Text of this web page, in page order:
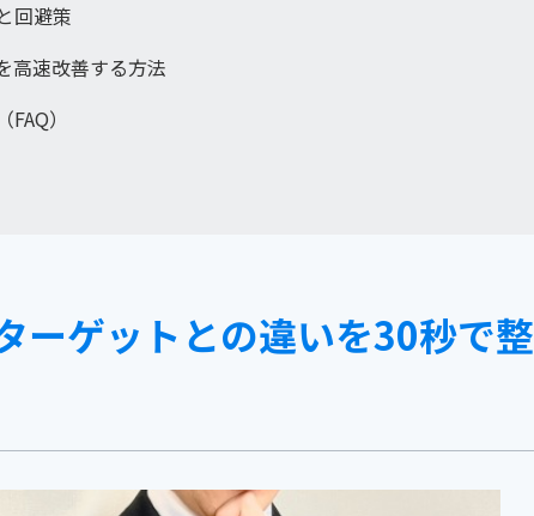
回避策
速改善する方法
）
ーゲットとの違いを30秒で整